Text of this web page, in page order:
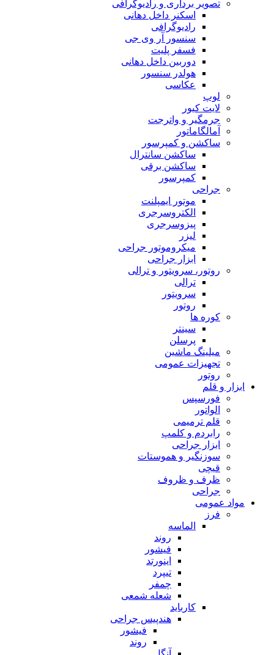
تصویر برداری و رادیوگرافی
اسکنر داخل دهانی
رادیوگرافی
سنسور آر وی جی
فسفر پلیت
دوربین داخل دهانی
هولدر سنسور
عکاسی
لوپ
لایت کیور
جرمگیر و واترجت
آمالگاماتور
ساکشن و کمپرسور
ساکشن سانترال
ساکشن برقی
کمپرسور
جراحی
موتور ایمپلنت
الکتروسرجری
پیزوسرجری
لیزر
میکروموتور جراحی
ابزار جراحی
روتور، سرویتور و ترالی
ترالی
سرویتور
روتور
کوره ها
سینتر
پرسلن
میلینگ ماشین
تجهیزات عمومی
روتور
ابزار و قلم
فورسپس
الواتور
قلم ترمیمی
رابردم و کلمپ
ابزار جراحی
سوزنگیر و هموستات
قیچی
ظرف و ظروف
جراحی
مواد عمومی
فرز
الماسه
روند
فیشور
اینورتد
تیپرد
چمفر
شعله شمعی
کارباید
هندپیس جراحی
فیشور
روند